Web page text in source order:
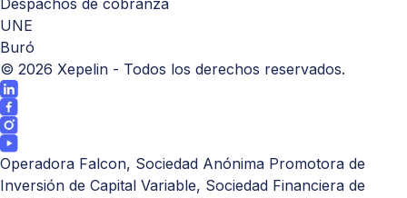
Despachos de cobranza
UNE
Buró
© 2026 Xepelin - Todos los derechos reservados.
Operadora Falcon, Sociedad Anónima Promotora de
Inversión de Capital Variable, Sociedad Financiera de